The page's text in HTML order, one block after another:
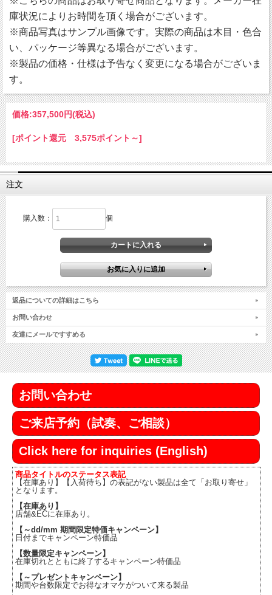
庫状況によりお時間を頂く場合がございます。
※商品写真はサンプル画像です。実際の商品は木目・色合
い、パッケージ等異なる場合がございます。
※製品の価格・仕様は予告なく変更になる場合がございま
す。
価格:357,500円(税込)
[ポイント還元 3,575ポイント～]
注文
購入数： 個
返品についての詳細はこちら
お問い合わせ
友達にメールですすめる
お問い合わせ
ご来店予約（試奏、ご相談）
Click here for inquiries (English)
商品タイトルのステータス表記
【在庫あり】【入荷待ち】の表記がない製品は全て「お取り寄せ」
となります。
【在庫あり】
店舗&ECに在庫あり。
【～dd/mm 期間限定特価キャンペーン】
日付までキャンペーン特価品
【数量限定キャンペーン】
在庫切れとともに終了するキャンペーン特価品
【～プレゼントキャンペーン】
期間や台数限定でお得なオマケがついて来る製品